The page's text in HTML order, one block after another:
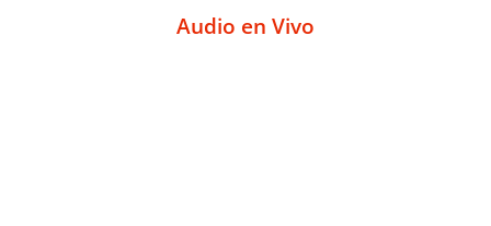
Audio en Vivo